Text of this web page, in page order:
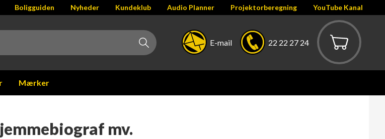
Boligguiden Nyheder Kundeklub Audio Planner Projektorberegning YouTube Kanal
22 22 27 24
E-mail
Mærker
mv.